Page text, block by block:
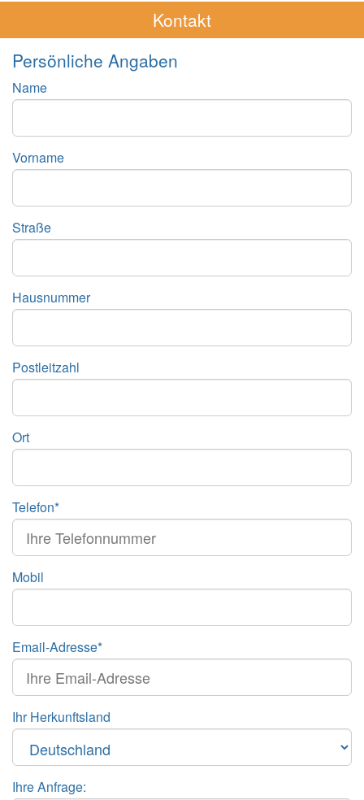
Kontakt
Persönliche Angaben
Name
Vorname
Straße
Hausnummer
Postleitzahl
Ort
Telefon*
Mobil
Email-Adresse*
Ihr Herkunftsland
Ihre Anfrage: